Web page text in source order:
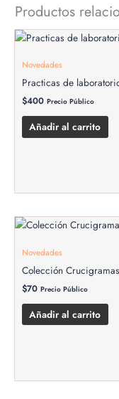
Productos
Novedades
Practicas de
$400 Precio Público
Añadir al carrito
Novedades
Colección Crucigramas
$70 Precio Público
Añadir al carrito